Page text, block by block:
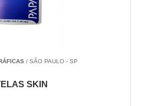
/ SÃO PAULO - SP
SKIN